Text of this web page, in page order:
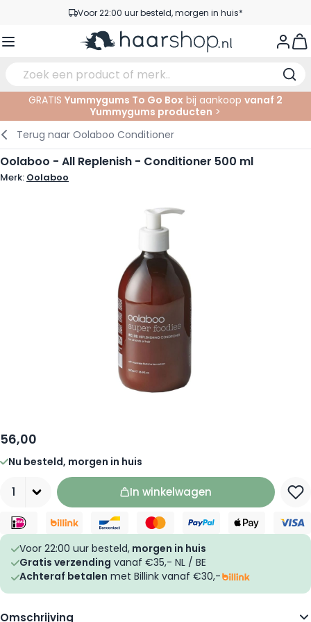
Ga naar de inhoudVoor 22:00 uur besteld, morgen in huis*
Gratis verzending vanaf €35,-
Verzorging
Haarstyling
Haarkleuringen
Gezichtsverzorging
Lichaamsverzorging
Tanning
Wenkbrauwen
Ogen
Lippen
Nagelproducten
Nagel Accessoires
Haarproducten
Scheerproducten
Baardproducten
Elektrisch
Scheren
Knipbenodigdheden
In de Salon
Knippen
Kleuren
GRATIS Yummygums To Go Box bij aankoop vanaf 2
Yummygums producten >
Terug naar Oolaboo Conditioner
Oolaboo - All Replenish - Conditioner 500 ml
Merk: Oolaboo
56,00
Nu besteld, morgen in huis
In winkelwagen
Voor 22:00 uur besteld, morgen in huis
Gratis verzending vanaf €35,- NL / BE
Achteraf betalen met Billink vanaf €30,-
Omschrijving